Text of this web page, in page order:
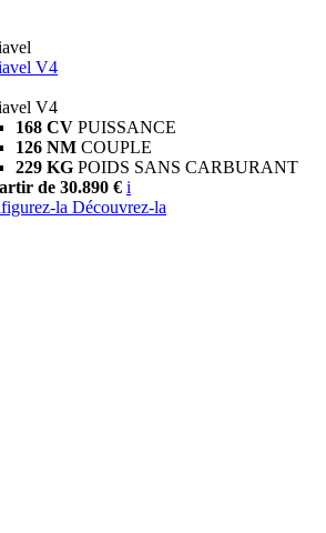
V4
V4
168 CV PUISSANCE
126 NM COUPLE
229 KG POIDS SANS CARBURANT
de 30.890 € i
la Découvrez-la